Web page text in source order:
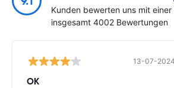
Kunden bewerten uns mit einer
insgesamt 4002 Bewertungen
13-07-2024
OK